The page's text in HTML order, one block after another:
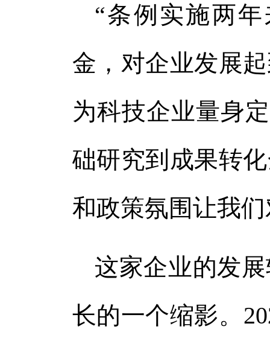
“条例实施两
金，对企业发展
为科技企业量身
础研究到成果转
和政策氛围让我
这家企业的发
长的一个缩影。